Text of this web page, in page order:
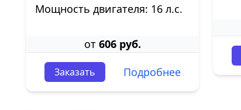
Мощность двигателя: 16 л.с.
от 606 руб.
Заказать Подробнее